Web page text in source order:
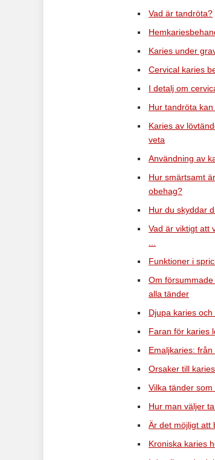
Vad är tandröta?
Karies under
Cervical karies
I detalj om
Hur tandröta
Karies av
veta
Användning av
Hur smärtsamt
obehag?
Hur du skyddar
Vad är viktigt att
Funktioner i
Om
alla tänder
Djupa karies
Faran för karies
Emaljkaries:
Orsaker till
Vilka tänder
Hur man väljer
Är det möjligt att
Kroniska karies